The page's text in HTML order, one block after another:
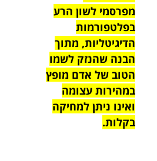
מפרסמי לשון הרע
בפלטפורמות
הדיגיטליות, מתוך
הבנה שהנזק לשמו
הטוב של אדם מופץ
במהירות עצומה
ואינו ניתן למחיקה
בקלות.